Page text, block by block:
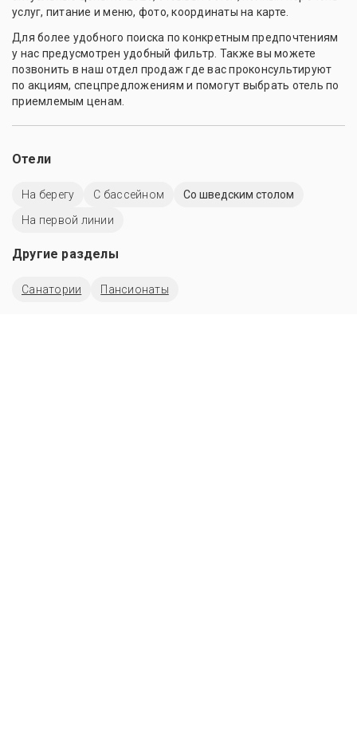
услуг, питание и меню, фото, координаты на карте.
Для более удобного поиска по конкретным предпочтениям
у нас предусмотрен удобный фильтр. Также вы можете
позвонить в наш отдел продаж где вас проконсультируют
по акциям, спецпредложениям и помогут выбрать отель по
приемлемым ценам.
Отели
На берегу C бассейном
Со шведским столом
На первой линии
Другие разделы
Санатории Пансионаты